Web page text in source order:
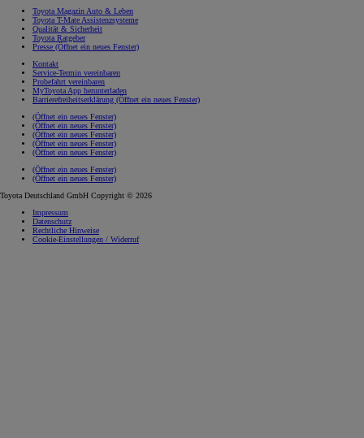
Toyota Magazin Auto & Leben
Toyota T-Mate Assistenzsysteme
Qualität & Sicherheit
Toyota Ratgeber
Presse (Öffnet ein neues Fenster)
Kontakt
Service-Termin vereinbaren
Probefahrt vereinbaren
MyToyota App herunterladen
Barrierefreiheitserklärung (Öffnet ein neues Fenster)
(Öffnet ein neues Fenster)
(Öffnet ein neues Fenster)
(Öffnet ein neues Fenster)
(Öffnet ein neues Fenster)
(Öffnet ein neues Fenster)
(Öffnet ein neues Fenster)
(Öffnet ein neues Fenster)
Toyota Deutschland GmbH Copyright © 2026
Impressum
Datenschutz
Rechtliche Hinweise
Cookie-Einstellungen / Widerruf